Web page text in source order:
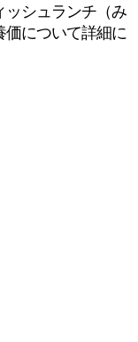
ッシュランチ（み
価について詳細に